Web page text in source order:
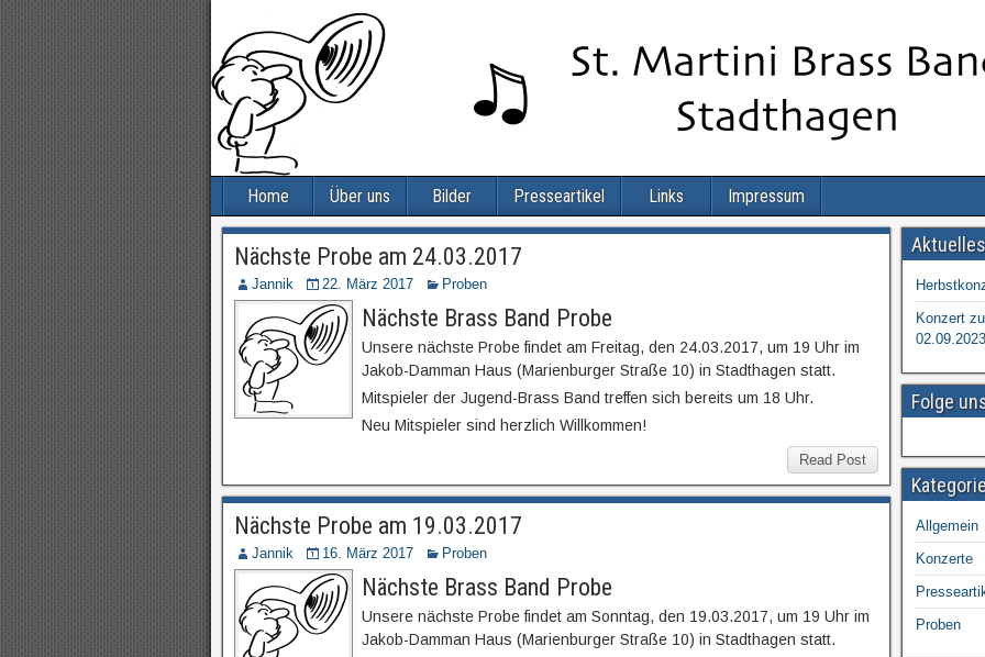
Home Über uns Bilder Presseartikel Links Impressum
Nächste Probe am 24.03.2017
Jannik 22. März 2017 Proben
Nächste Brass Band Probe
Unsere nächste Probe findet am Freitag, den 24.03.2017, um 19 Uhr im
Jakob-Damman Haus (Marienburger Straße 10) in Stadthagen statt.
Mitspieler der Jugend-Brass Band treffen sich bereits um 18 Uhr.
Neu Mitspieler sind herzlich Willkommen!
Read Post
Nächste Probe am 19.03.2017
Jannik 16. März 2017 Proben
Nächste Brass Band Probe
Unsere nächste Probe findet am Sonntag, den 19.03.2017, um 19 Uhr im
Jakob-Damman Haus (Marienburger Straße 10) in Stadthagen statt.
Aktuelles
Konzert
02.09.2023
Folge
Allgemein
Konzerte
Proben